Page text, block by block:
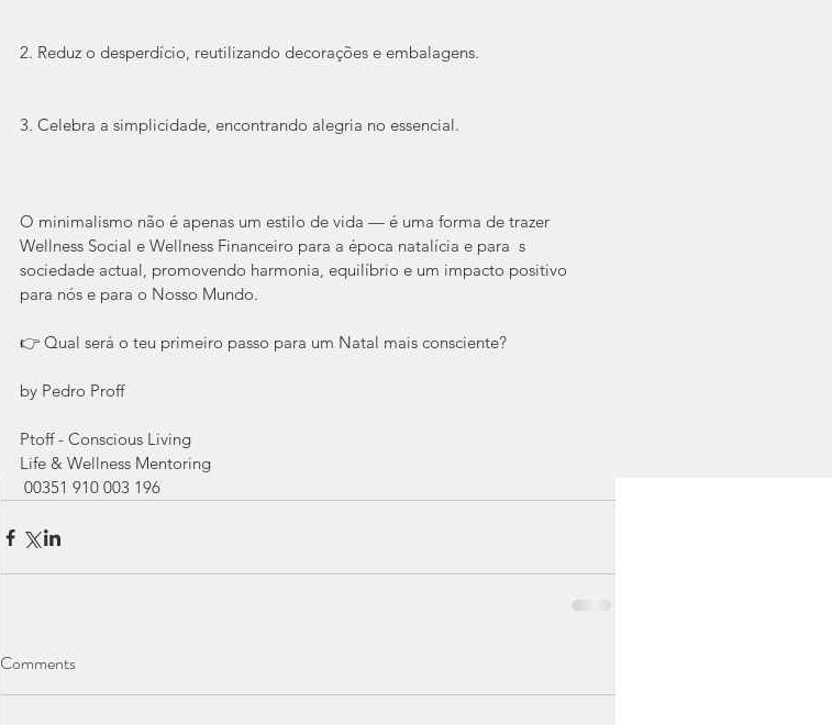
2. Reduz o desperdício, reutilizando decorações e embalagens.
3. Celebra a simplicidade, encontrando alegria no essencial.
O minimalismo não é apenas um estilo de vida — é uma forma de trazer
Wellness Social e Wellness Financeiro para a época natalícia e para  s
sociedade actual, promovendo harmonia, equilíbrio e um impacto positivo
para nós e para o Nosso Mundo.
👉 Qual será o teu primeiro passo para um Natal mais consciente?
by Pedro Proff
Ptoff - Conscious Living
Life & Wellness Mentoring
00351 910 003 196
Comments